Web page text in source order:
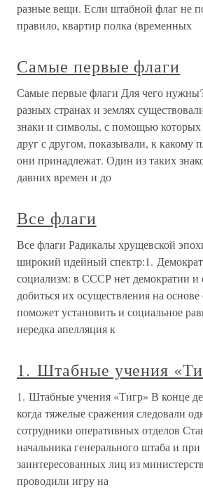
разные вещи. Если штабной флаг не
правило, квартир полка (временных
Самые первые флаги
Самые первые флаги Для чего
разных странах и землях
знаки и символы, с помощью
друг с другом, показывали, к какому
они принадлежат. Один из таких
давних времен и до
Все флаги
Все флаги Радикалы хрущевской
широкий идейный спектр:1.
социализм: в СССР нет демократии и
добиться их осуществления на
поможет установить и социальное
нередка апелляция к
1. Штабные учения
1. Штабные учения «Тигр» В конце
когда тяжелые сражения следовали
сотрудники оперативных отделов
начальника генерального штаба и при
заинтересованных лиц из
проводили игру на